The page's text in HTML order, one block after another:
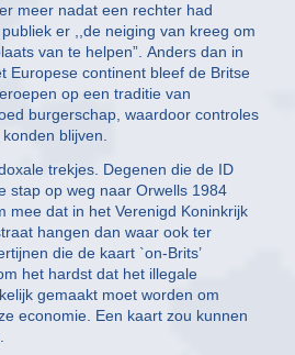
meer nadat een rechter had
er ,,de neiging van kreeg om
van te helpen”. Anders dan in
Europese continent bleef de Britse
op een traditie van
burgerschap, waardoor controles
blijven.
trekjes. Degenen die de ID
stap op weg naar Orwells 1984
mee dat in het Verenigd Koninkrijk
hangen dan waar ook ter
die de kaart `on-Brits’
het hardst dat het illegale
gemaakt moet worden om
economie. Een kaart zou kunnen